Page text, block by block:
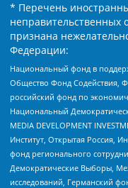
* Перечень
неправительственных
признана
Федерации:
Национальный фонд в
Общество Фонд Содействия,
российский фонд по
Национальный
MEDIA DEVELOPMENT
Институт, Открытая Россия,
фонд регионального
Демократические Выборы,
исследований, Германский